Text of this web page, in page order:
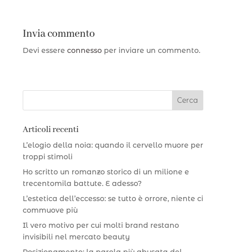
Invia commento
Devi essere connessoper inviare un commento.
Articoli recenti
L’elogio della noia: quando il cervello muore per
troppi stimoli
Ho scritto un romanzo storico di un milione e
trecentomila battute. E adesso?
L’estetica dell’eccesso: se tutto è orrore, niente ci
commuove più
Il vero motivo per cui molti brand restano
invisibili nel mercato beauty